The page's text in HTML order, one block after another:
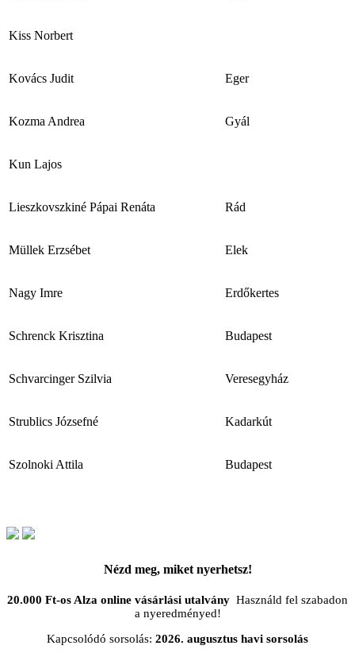
Kiss Norbert
Kovács Judit Eger
Kozma Andrea Gyál
Kun Lajos
Lieszkovszkiné Pápai Renáta Rád
Müllek Erzsébet Elek
Nagy Imre Erdőkertes
Schrenck Krisztina Budapest
Schvarcinger Szilvia Veresegyház
Strublics Józsefné Kadarkút
Szolnoki Attila Budapest
Nézd meg, miket nyerhetsz!
20.000 Ft-os Alza online vásárlási utalvány Használd fel szabadon
a nyeredményed!
Kapcsolódó sorsolás: 2026. augusztus havi sorsolás